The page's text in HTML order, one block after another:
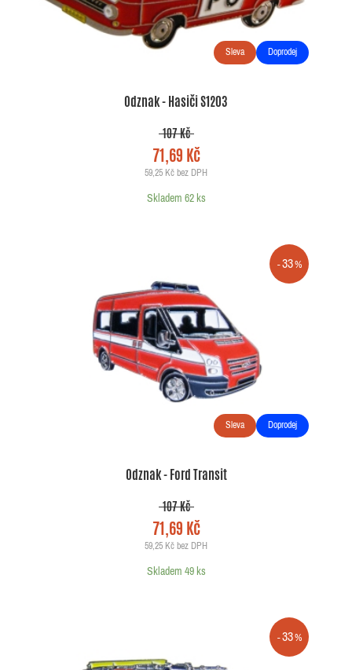
Sleva Doprodej
Odznak - Hasiči S1203
107 Kč
71,69 Kč
59,25 Kč bez DPH
Skladem 62 ks
Sleva Doprodej
33
Odznak - Ford Transit
107 Kč
71,69 Kč
59,25 Kč bez DPH
Skladem 49 ks
33